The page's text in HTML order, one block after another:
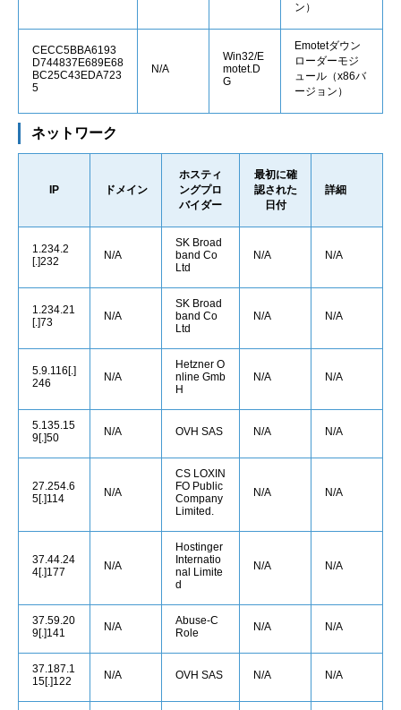
ン）
CECC5BBA6193
D744837E689E68
BC25C43EDA723
5
N/A
Win32/E
motet.D
G
Emotetダウン
ローダーモジ
ュール（x86バ
ージョン）
ネットワーク
IP ドメイン
ホスティ
ングプロ
バイダー
最初に確
認された
日付
詳細
1.234.2
[.]232
N/A
SK Broad
band Co
Ltd
N/A N/A
1.234.21
[.]73
N/A
SK Broad
band Co
Ltd
N/A N/A
5.9.116[.]
246
N/A
Hetzner O
nline Gmb
H
N/A N/A
5.135.15
9[.]50
N/A OVH SAS N/A N/A
27.254.6
5[.]114
N/A
CS LOXIN
FO Public
Company
Limited.
N/A N/A
37.44.24
4[.]177
N/A
Hostinger
Internatio
nal Limite
d
N/A N/A
37.59.20
9[.]141
N/A
Abuse-C
Role
N/A N/A
37.187.1
15[.]122
N/A OVH SAS N/A N/A